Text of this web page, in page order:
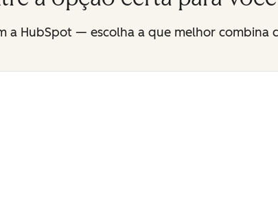
a HubSpot — escolha a que melhor combina